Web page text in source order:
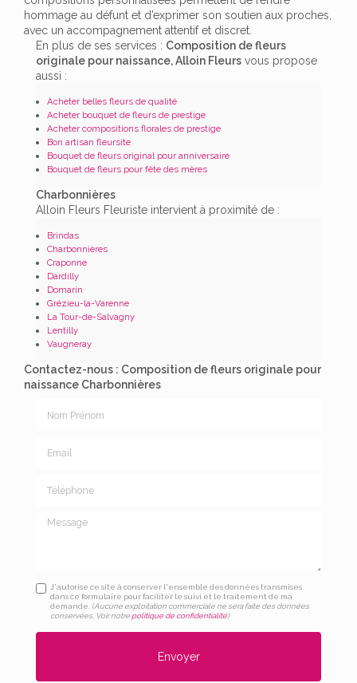
hommage au défunt et d’exprimer son soutien aux proches,
avec un accompagnement attentif et discret.
En plus de ses services : Composition de fleurs
originale pour naissance, Alloin Fleurs vous propose
aussi :
Acheter belles fleurs de qualité
Acheter bouquet de fleurs de prestige
Acheter compositions florales de prestige
Bon artisan fleursite
Bouquet de fleurs original pour anniversaire
Bouquet de fleurs pour fête des mères
Charbonnières
Alloin Fleurs Fleuriste intervient à proximité de :
Brindas
Charbonnières
Craponne
Dardilly
Domarin
Grézieu-la-Varenne
La Tour-de-Salvagny
Lentilly
Vaugneray
Contactez-nous : Composition de fleurs originale pour
naissance Charbonnières
Message
J'autorise ce site à conserver l'ensemble des données transmises
dans ce formulaire pour faciliter le suivi et le traitement de ma
demande. (Aucune exploitation commerciale ne sera faite des données
conservées. Voir notre politique de confidentialité)